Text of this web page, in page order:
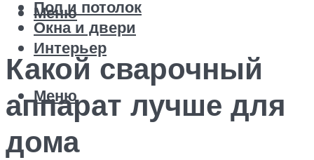
Пол и потолок
Окна и двери
Интерьер
Меню
Меню
Какой сварочный
аппарат лучше для
дома